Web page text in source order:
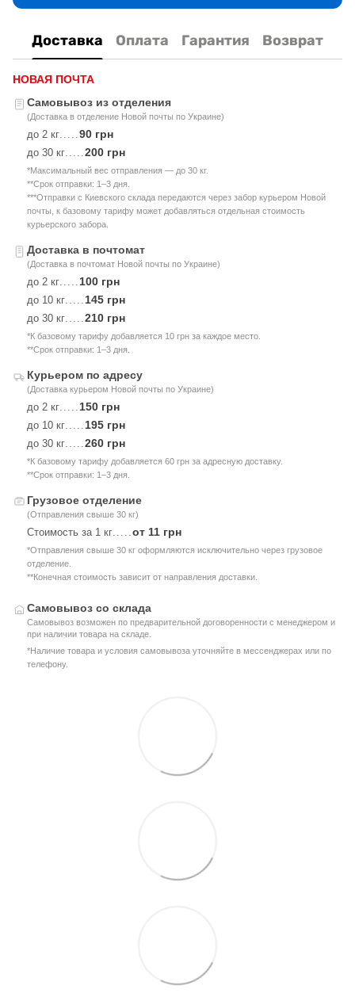
Доставка Оплата Гарантия Возврат
НОВАЯ ПОЧТА
Самовывоз из отделения
(Доставка в отделение Новой почты по Украине)
до 2 кг.....90 грн
до 30 кг.....200 грн
*Максимальный вес отправления — до 30 кг.
**Срок отправки: 1–3 дня.
***Отправки с Киевского склада передаются через забор курьером Новой
почты, к базовому тарифу может добавляться отдельная стоимость
курьерского забора.
Доставка в почтомат
(Доставка в почтомат Новой почты по Украине)
до 2 кг.....100 грн
до 10 кг.....145 грн
до 30 кг.....210 грн
*К базовому тарифу добавляется 10 грн за каждое место.
**Срок отправки: 1–3 дня.
Курьером по адресу
(Доставка курьером Новой почты по Украине)
до 2 кг.....150 грн
до 10 кг.....195 грн
до 30 кг.....260 грн
*К базовому тарифу добавляется 60 грн за адресную доставку.
**Срок отправки: 1–3 дня.
Грузовое отделение
(Отправления свыше 30 кг)
Стоимость за 1 кг.....от 11 грн
*Отправления свыше 30 кг оформляются исключительно через грузовое
отделение.
**Конечная стоимость зависит от направления доставки.
Самовывоз со склада
Самовывоз возможен по предварительной договоренности с менеджером и
при наличии товара на складе.
*Наличие товара и условия самовывоза уточняйте в мессенджерах или по
телефону.